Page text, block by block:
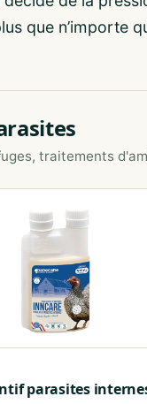
que n’importe
traitements
parasites